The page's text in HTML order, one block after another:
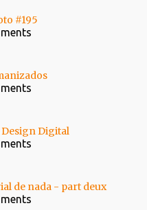
#195
Digital
de nada - part deux